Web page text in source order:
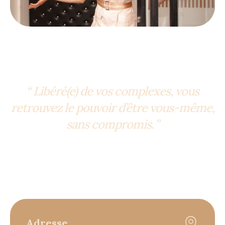
“ Libéré(e) de vos complexes, vous
retrouvez le pouvoir d’être vous-même,
sans compromis. ”